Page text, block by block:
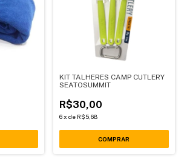
KIT TALHERES CAMP CUTLERY
SEATOSUMMIT
R$30,00
6 x de R$5,68